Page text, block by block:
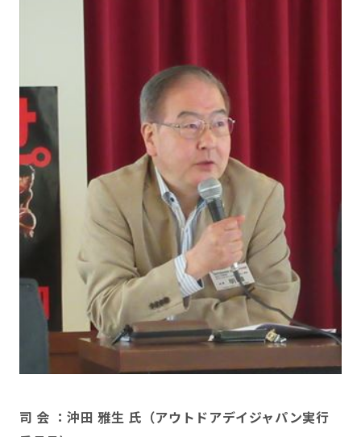
司 会 ：沖田 雅生 氏（アウトドアデイジャパン実行